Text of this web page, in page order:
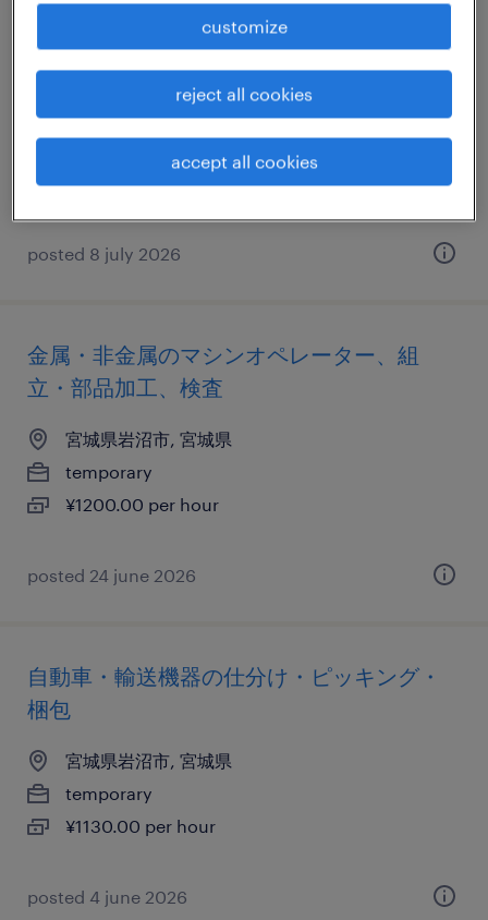
コンピュータ・精密機器の検査、仕分け・
ピッキング・梱包
宮城県岩沼市, 宮城県
¥1150.00 per hour
posted 8 july 2026
金属・非金属のマシンオペレーター、組
立・部品加工、検査
宮城県岩沼市, 宮城県
temporary
¥1200.00 per hour
posted 24 june 2026
自動車・輸送機器の仕分け・ピッキング・
梱包
宮城県岩沼市, 宮城県
temporary
¥1130.00 per hour
posted 4 june 2026
customize
reject all cookies
accept all cookies